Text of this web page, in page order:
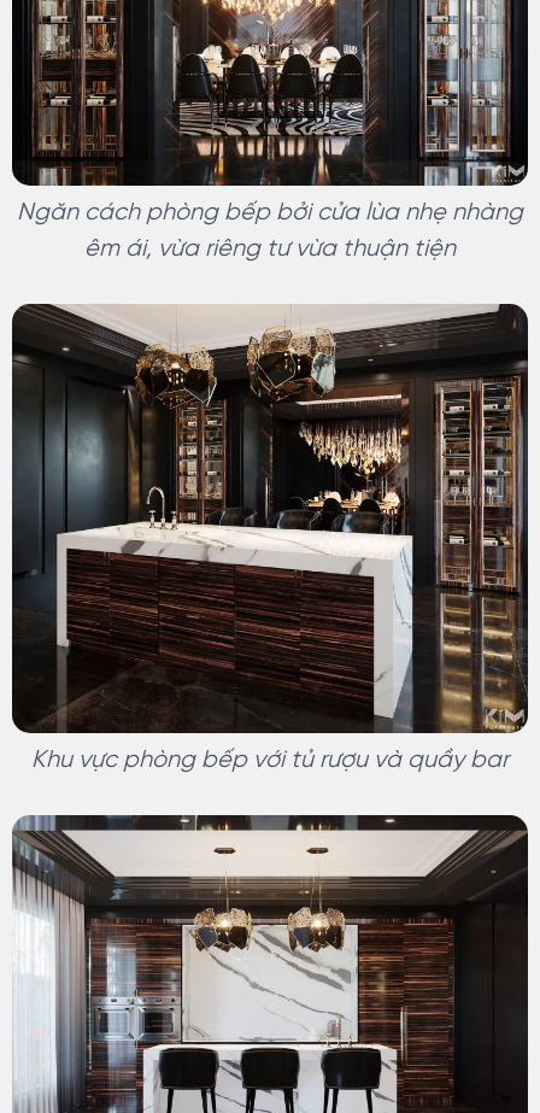
Ngăn cách phòng bếp bởi cửa lùa nhẹ nhàng
êm ái, vừa riêng tư vừa thuận tiện
Khu vực phòng bếp với tủ rượu và quầy bar